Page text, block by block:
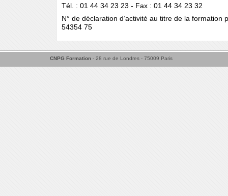
Tél. : 01 44 34 23 23 - Fax : 01 44 34 23 32
N° de déclaration d’activité au titre de la formation
54354 75
CNPG Formation - 28 rue de Londres - 75009 Paris